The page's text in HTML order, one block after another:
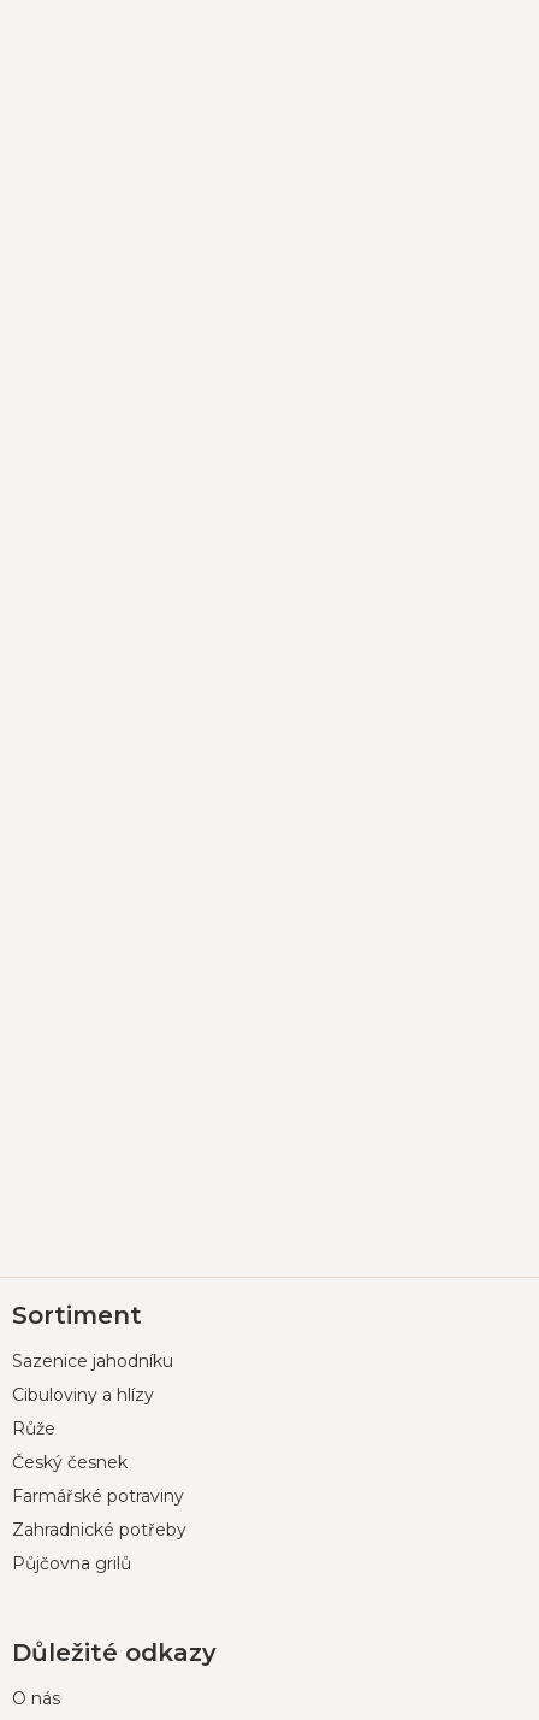
á
a
Sortiment
Sazenice jahodníku
Cibuloviny a hlízy
Růže
Český česnek
Farmářské potraviny
Zahradnické potřeby
Půjčovna grilů
Důležité odkazy
O nás